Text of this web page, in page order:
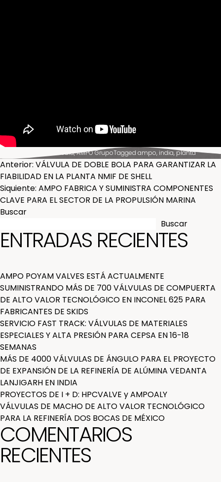
News & Media,AMPO GrupoTagged ampo, india,planta
NAVEGACIÓN
DE
ENTRADAS
Anterior: VÁLVULA DE DOBLE BOLA PARA GARANTIZAR LA
FIABILIDAD EN LA PLANTA NMIF DE SHELL
Siquiente: AMPO FABRICA Y SUMINISTRA COMPONENTES
CLAVE PARA EL SECTOR DE LA PROPULSIÓN MARINA
Buscar
Buscar
ENTRADAS RECIENTES
AMPO POYAM VALVES ESTÁ ACTUALMENTE
SUMINISTRANDO MÁS DE 700 VÁLVULAS DE COMPUERTA
DE ALTO VALOR TECNOLÓGICO EN INCONEL 625 PARA
FABRICANTES DE SKIDS
SERVICIO FAST TRACK: VÁLVULAS DE MATERIALES
ESPECIALES Y ALTA PRESIÓN PARA CEPSA EN 16-18
SEMANAS
MÁS DE 4000 VÁLVULAS DE ÁNGULO PARA EL PROYECTO
DE EXPANSIÓN DE LA REFINERÍA DE ALÚMINA VEDANTA
LANJIGARH EN INDIA
PROYECTOS DE I + D: HPCVALVE y AMPOALY
VÁLVULAS DE MACHO DE ALTO VALOR TECNOLÓGICO
PARA LA REFINERÍA DOS BOCAS DE MÉXICO
COMENTARIOS
RECIENTES